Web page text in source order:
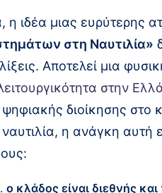
η ιδέα μιας ευρύτερης
στη Ναυτιλία»
Αποτελεί μια
στην
διοίκησης στο
ναυτιλία, η ανάγκη αυτή
ο κλάδος είναι διεθνής